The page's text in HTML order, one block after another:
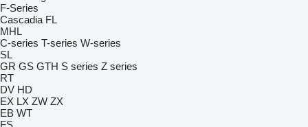
F-Series
Cascadia FL
MHL
C-series T-series W-series
SL
GR GS GTH S series Z series
RT
DV HD
EX LX ZW ZX
EB WT
FS